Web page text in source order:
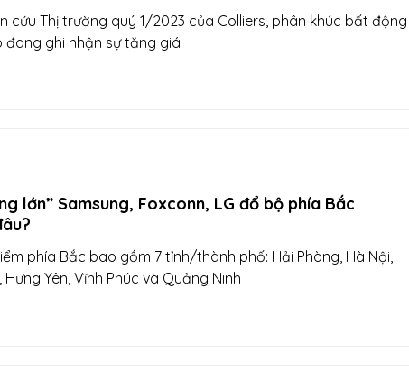
cứu Thị trường quý 1/2023 của Colliers, phân khúc bất động
đang ghi nhận sự tăng giá
lớn” Samsung, Foxconn, LG đổ bộ phía Bắc
phía Bắc bao gồm 7 tỉnh/thành phố: Hải Phòng, Hà Nội,
Yên, Vĩnh Phúc và Quảng Ninh